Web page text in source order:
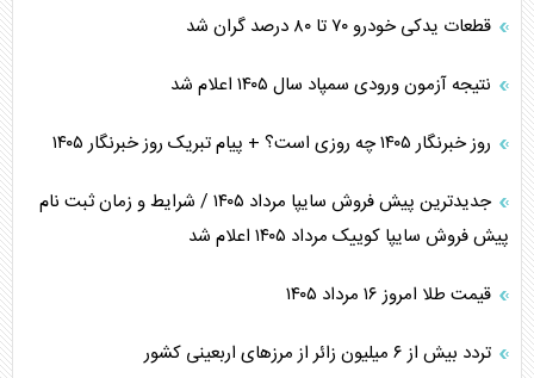
قطعات یدکی خودرو ۷۰ تا ۸۰ درصد گران شد
نتیجه آزمون ورودی سمپاد سال ۱۴۰۵ اعلام شد
روز خبرنگار ۱۴۰۵ چه روزی است؟ + پیام تبریک روز خبرنگار ۱۴۰۵
جدیدترین پیش فروش سایپا مرداد ۱۴۰۵ / شرایط و زمان ثبت نام
پیش فروش سایپا کوییک مرداد ۱۴۰۵ اعلام شد
قیمت طلا امروز ۱۶ مرداد ۱۴۰۵
تردد بیش از ۶ میلیون زائر از مرزهای اربعینی کشور